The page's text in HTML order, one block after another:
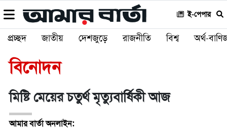
ই-পেপার
প্রচ্ছদ জাতীয় দেশজুড়ে রাজনীতি বিশ্ব অর্থ-
বিনোদন
মিষ্টি মেয়ের চতুর্থ মৃত্যুবার্ষিকী আজ
আমার বার্তা অনলাইন: